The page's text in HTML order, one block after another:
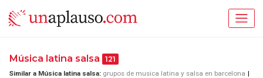
Música latina salsa 121
Similar a Música latina salsa: grupos de musica latina y salsa en barcelona